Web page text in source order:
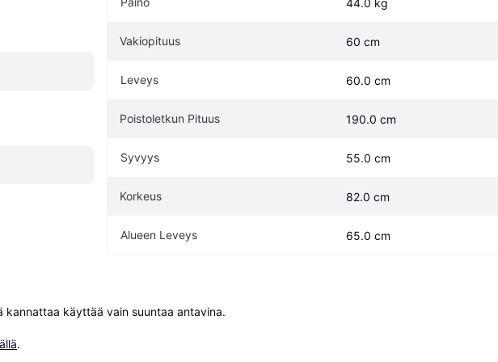
44.0 kg
Vakiopituus 60 cm
Leveys 60.0 cm
Poistoletkun Pituus 190.0 cm
Syvyys 55.0 cm
Korkeus 82.0 cm
Alueen Leveys 65.0 cm
kannattaa käyttää vain suuntaa antavina.
.